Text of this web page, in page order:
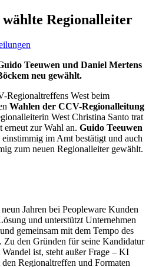
wählte Regionalleiter
Teeuwen und Daniel Mertens
neu gewählt.
Regionaltreffens West beim
Wahlen der CCV-Regionalleitung
West Christina Santo trat
erneut zur Wahl an. Guido Teeuwen
im Amt bestätigt und auch
zum neuen Regionalleiter gewählt.
Jahren bei Peopleware Kunden
und unterstützt Unternehmen
gemeinsam mit dem Tempo des
den Gründen für seine Kandidatur
ist, steht außer Frage – KI
Regionaltreffen und Formaten